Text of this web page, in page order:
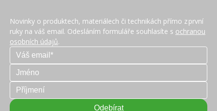
Novinky o produktech, materiálech či technikách přímo z první
ruky na váš email. Odesláním formuláře souhlasíte s ochranou
osobních údajů.